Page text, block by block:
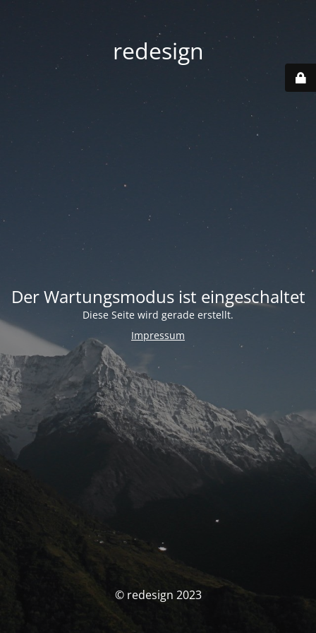
redesign
Der Wartungsmodus ist eingeschaltet
Diese Seite wird gerade erstellt.
Impressum
© redesign 2023